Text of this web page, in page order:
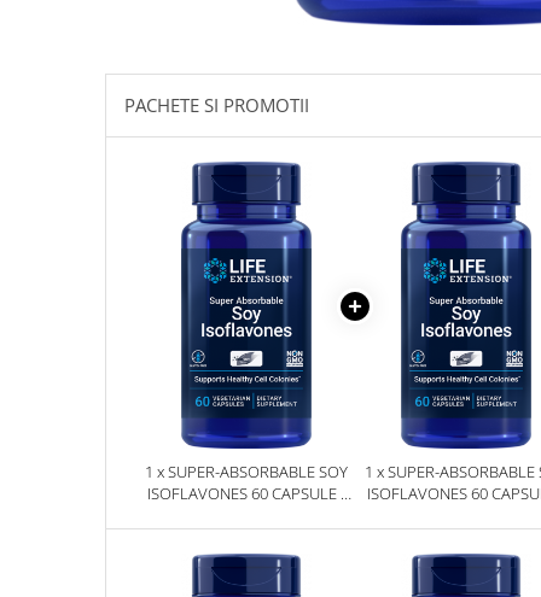
Sanct Bernhard
Seeking HealthPACHETE SI PROMOTII
1 x SUPER-ABSORBABLE SOY
ISOFLAVONES 60 CAPSULE -
1 x SUPER-ABSORBABLE
ISOFLAVONES 60